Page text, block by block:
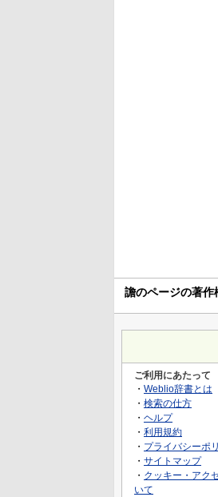
譫のページの著作
ご利用にあたって
・ Weblio辞書とは
・ 検索の仕方
・ ヘルプ
・ 利用規約
・ プライバシーポ
・ サイトマップ
・ クッキー・アク
いて